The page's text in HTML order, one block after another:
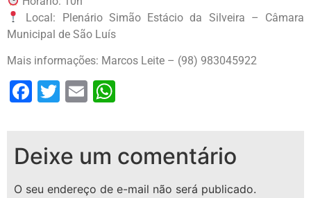
Local: Plenário Simão Estácio da Silveira – Câmara
Municipal de São Luís
Mais informações: Marcos Leite – (98) 983045922
Facebook
Twitter
Email
Deixe um comentário
O seu endereço de e-mail não será publicado.